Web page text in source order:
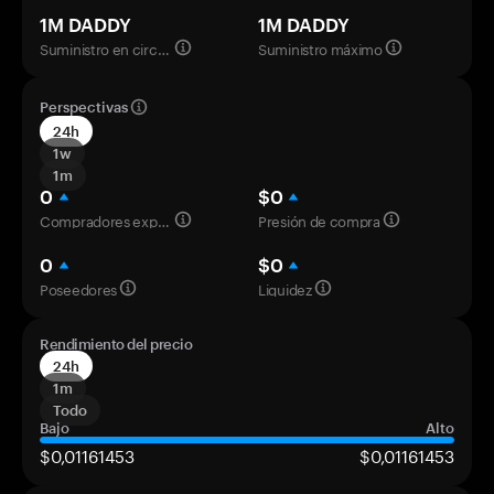
1M DADDY
Suministro en circulación
1M DADDY
Suministro máximo
Perspectivas
24h
1w
1m
0
Compradores experimentados
$0
Presión de compra
0
Poseedores
$0
Liquidez
Rendimiento del precio
24h
1m
Todo
Bajo
Alto
$0,01161453 $0,01161453